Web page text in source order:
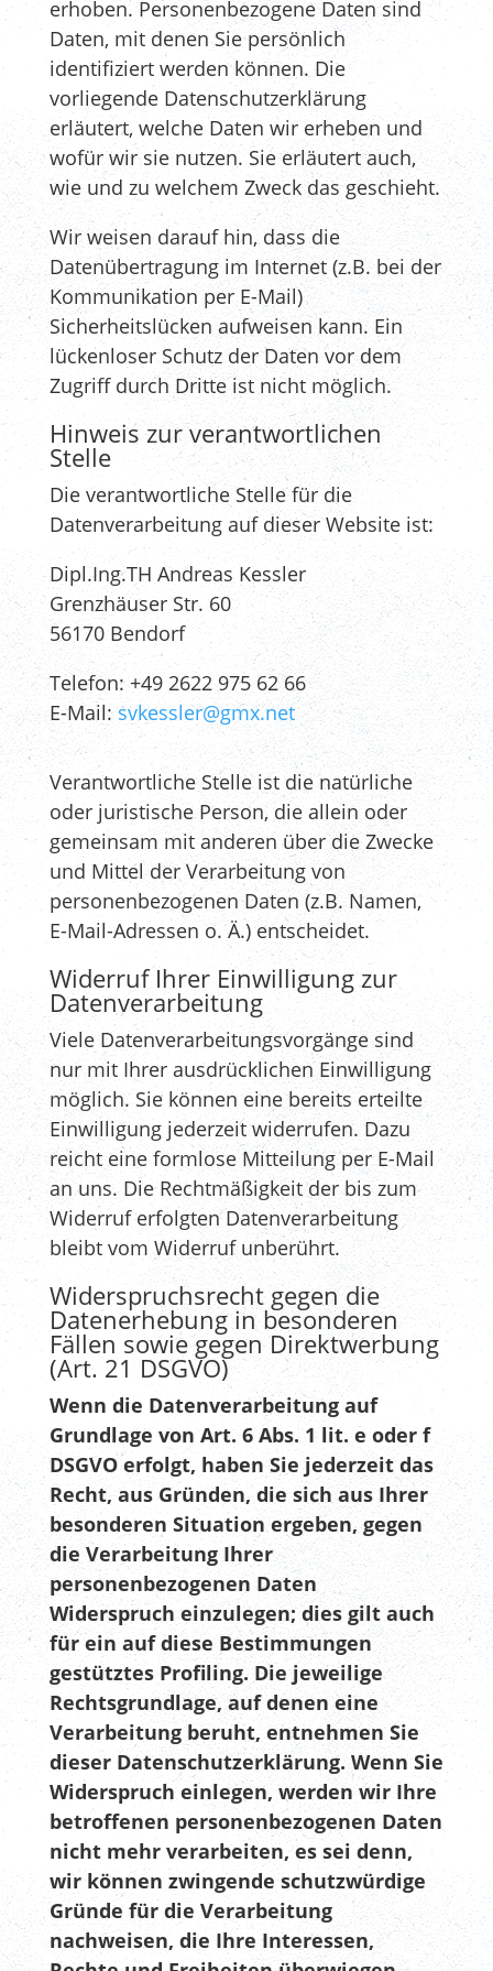
erhoben. Personenbezogene Daten sind
Daten, mit denen Sie persönlich
identifiziert werden können. Die
vorliegende Datenschutzerklärung
erläutert, welche Daten wir erheben und
wofür wir sie nutzen. Sie erläutert auch,
wie und zu welchem Zweck das geschieht.
Wir weisen darauf hin, dass die
Datenübertragung im Internet (z.B. bei der
Kommunikation per E-Mail)
Sicherheitslücken aufweisen kann. Ein
lückenloser Schutz der Daten vor dem
Zugriff durch Dritte ist nicht möglich.
Hinweis zur verantwortlichen
Stelle
Die verantwortliche Stelle für die
Datenverarbeitung auf dieser Website ist:
Dipl.Ing.TH Andreas Kessler
Grenzhäuser Str. 60
56170 Bendorf
Telefon: +49 2622 975 62 66
E-Mail: svkessler@gmx.net
Verantwortliche Stelle ist die natürliche
oder juristische Person, die allein oder
gemeinsam mit anderen über die Zwecke
und Mittel der Verarbeitung von
personenbezogenen Daten (z.B. Namen,
E-Mail-Adressen o. Ä.) entscheidet.
Widerruf Ihrer Einwilligung zur
Datenverarbeitung
Viele Datenverarbeitungsvorgänge sind
nur mit Ihrer ausdrücklichen Einwilligung
möglich. Sie können eine bereits erteilte
Einwilligung jederzeit widerrufen. Dazu
reicht eine formlose Mitteilung per E-Mail
an uns. Die Rechtmäßigkeit der bis zum
Widerruf erfolgten Datenverarbeitung
bleibt vom Widerruf unberührt.
Widerspruchsrecht gegen die
Datenerhebung in besonderen
Fällen sowie gegen Direktwerbung
(Art. 21 DSGVO)
Wenn die Datenverarbeitung auf
Grundlage von Art. 6 Abs. 1 lit. e oder f
DSGVO erfolgt, haben Sie jederzeit das
Recht, aus Gründen, die sich aus Ihrer
besonderen Situation ergeben, gegen
die Verarbeitung Ihrer
personenbezogenen Daten
Widerspruch einzulegen; dies gilt auch
für ein auf diese Bestimmungen
gestütztes Profiling. Die jeweilige
Rechtsgrundlage, auf denen eine
Verarbeitung beruht, entnehmen Sie
dieser Datenschutzerklärung. Wenn Sie
Widerspruch einlegen, werden wir Ihre
betroffenen personenbezogenen Daten
nicht mehr verarbeiten, es sei denn,
wir können zwingende schutzwürdige
Gründe für die Verarbeitung
nachweisen, die Ihre Interessen,